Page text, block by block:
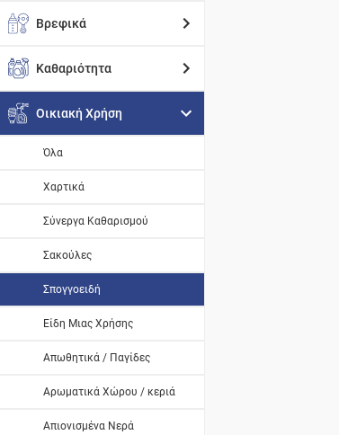
Βρεφικά
Καθαριότητα
Οικιακή Χρήση
Όλα
Χαρτικά
Σύνεργα Καθαρισμού
Σακούλες
Σπογγοειδή
Είδη Μιας Χρήσης
Απωθητικά / Παγίδες
Αρωματικά Χώρου / κεριά
Απιονισμένα Νερά